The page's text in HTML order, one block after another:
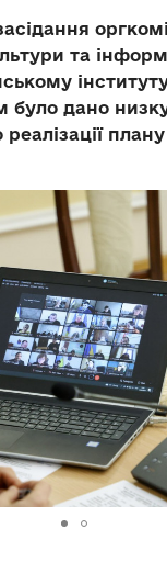
та
було дано
плану